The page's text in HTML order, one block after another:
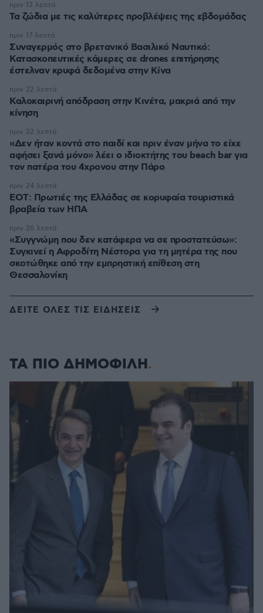
Τα ζώδια με τις καλύτερες προβλέψεις της εβδομάδας
πριν 13 λεπτά
Συναγερμός στο βρετανικό Βασιλικό Ναυτικό:
Κατασκοπευτικές κάμερες σε drones επιτήρησης
έστελναν κρυφά δεδομένα στην Κίνα
πριν 17 λεπτά
Καλοκαιρινή απόδραση στην Κινέτα, μακριά από την
κίνηση
πριν 22 λεπτά
«Δεν ήταν κοντά στο παιδί και πριν έναν μήνα το είχε
αφήσει ξανά μόνο» λέει ο ιδιοκτήτης του beach bar για
τον πατέρα του 4χρονου στην Πάρο
πριν 22 λεπτά
ΕΟΤ: Πρωτιές της Ελλάδας σε κορυφαία τουριστικά
βραβεία των ΗΠΑ
πριν 24 λεπτά
«Συγγνώμη που δεν κατάφερα να σε προστατεύσω»:
Συγκινεί η Αφροδίτη Νέστορα για τη μητέρα της που
σκοτώθηκε από την εμπρηστική επίθεση στη
Θεσσαλονίκη
πριν 26 λεπτά
ΔΕΙΤΕ ΟΛΕΣ ΤΙΣ ΕΙΔΗΣΕΙΣ
ΤΑ ΠΙΟ ΔΗΜΟΦΙΛΗ